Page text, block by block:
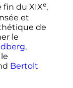
fin du XIXe,
et
de
le
,
Bertolt